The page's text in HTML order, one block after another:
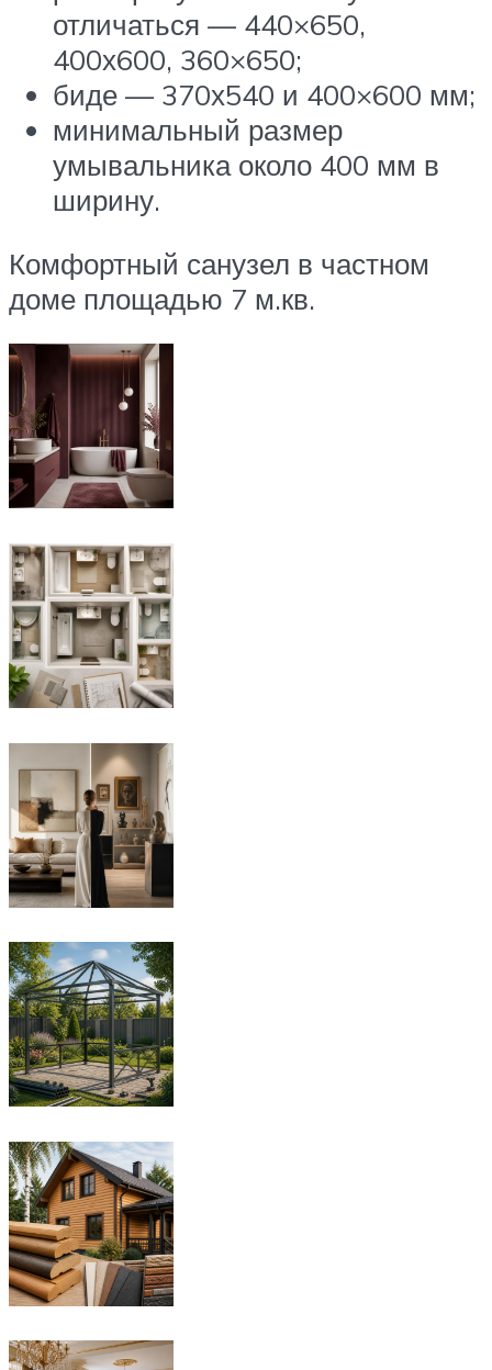
отличаться — 440×650,
400х600, 360×650;
биде — 370х540 и 400×600 мм;
минимальный размер
умывальника около 400 мм в
ширину.
Комфортный санузел в частном
доме площадью 7 м.кв.